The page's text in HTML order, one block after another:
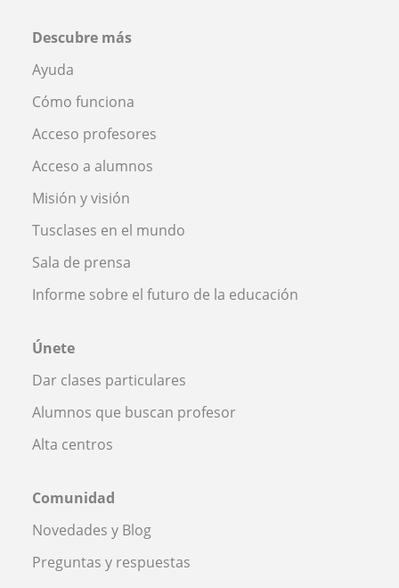
Descubre más
Ayuda
Cómo funciona
Acceso profesores
Acceso a alumnos
Misión y visión
Tusclases en el mundo
Sala de prensa
Informe sobre el futuro de la educación
Únete
Dar clases particulares
Alumnos que buscan profesor
Alta centros
Comunidad
Novedades y Blog
Preguntas y respuestas